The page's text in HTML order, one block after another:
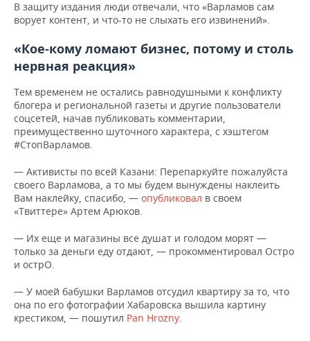
В защиту издания люди отвечали, что «Варламов сам
ворует контент, и что-то не слыхать его извинений».
«Кое-кому ломают бизнес, потому и столь
нервная реакция»
Тем временем не остались равнодушными к конфликту
блогера и региональной газеты и другие пользователи
соцсетей, начав публиковать комментарии,
преимущественно шуточного характера, с хэштегом
#СтопВарламов.
— Активисты по всей Казани: Перепаркуйте пожалуйста
своего Варламова, а то мы будем вынуждены наклеить
Вам наклейку, спасибо, — опубликовал в своем
«Твиттере» Артем Арюков.
— Их еще и магазины все душат и голодом морят —
только за деньги еду отдают, — прокомментировал Остро
и острО.
— У моей бабушки Варламов отсудил квартиру за то, что
она по его фотографии Хабаровска вышила картину
крестиком, — пошутил Pan Hrozny.